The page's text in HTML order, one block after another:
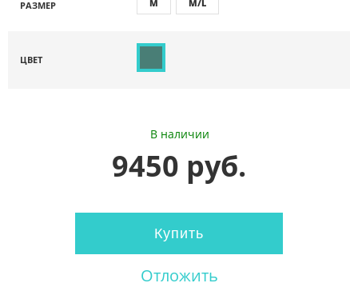
РАЗМЕР M M/L
ЦВЕТ
В наличии
9450 руб.
Купить
Отложить